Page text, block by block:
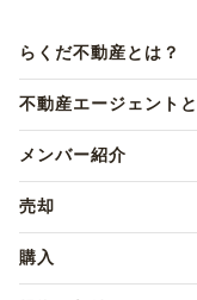
らくだ不動産とは？
不動産エージェント
メンバー紹介
売却
購入